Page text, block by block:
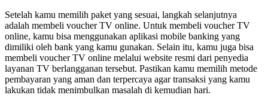
Setelah kamu memilih paket yang sesuai, langkah selanjutnya
adalah membeli voucher TV online. Untuk membeli voucher TV
online, kamu bisa menggunakan aplikasi mobile banking yang
dimiliki oleh bank yang kamu gunakan. Selain itu, kamu juga bisa
membeli voucher TV online melalui website resmi dari penyedia
layanan TV berlangganan tersebut. Pastikan kamu memilih metode
pembayaran yang aman dan terpercaya agar transaksi yang kamu
lakukan tidak menimbulkan masalah di kemudian hari.